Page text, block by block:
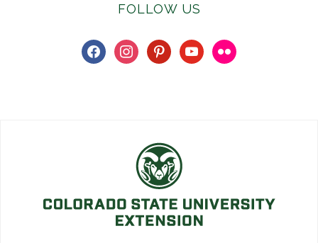
FOLLOW US
facebookinstagrampinterestyoutubeflickr